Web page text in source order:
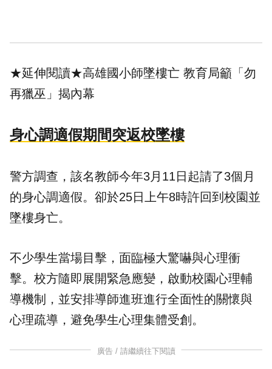
★延伸閱讀★高雄國小師墜樓亡 教育局籲「勿
再獵巫」揭內幕
身心調適假期間突返校墜樓
警方調查，該名教師今年3月11日起請了3個月
的身心調適假。卻於25日上午8時許回到校園並
墜樓身亡。
不少學生當場目擊，面臨極大驚嚇與心理衝
擊。校方隨即展開緊急應變，啟動校園心理輔
導機制，並安排導師進班進行全面性的關懷與
心理疏導，避免學生心理集體受創。
廣告 / 請繼續往下閱讀